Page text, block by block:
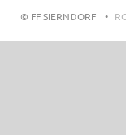
© FF SIERNDORF